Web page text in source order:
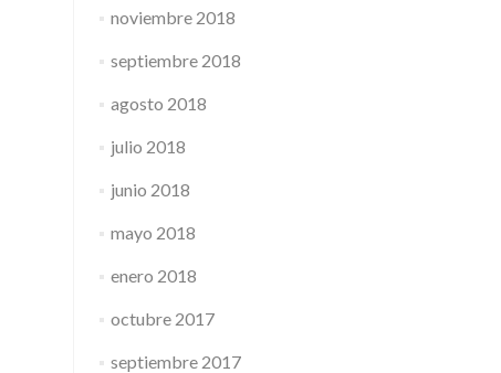
noviembre 2018
septiembre 2018
agosto 2018
julio 2018
junio 2018
mayo 2018
enero 2018
octubre 2017
septiembre 2017